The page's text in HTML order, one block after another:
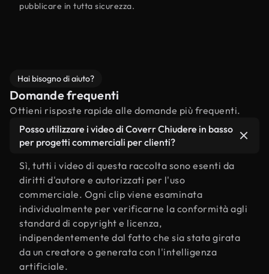
pubblicare in tutta sicurezza.
Hai bisogno di aiuto?
Domande frequenti
Ottieni risposte rapide alle domande più frequenti.
Posso utilizzare i video di Coverr Chiudere in basso
per progetti commerciali per clienti?
Sì, tutti i video di questa raccolta sono esenti da
diritti d'autore e autorizzati per l'uso
commerciale. Ogni clip viene esaminata
individualmente per verificarne la conformità agli
standard di copyright e licenza,
indipendentemente dal fatto che sia stata girata
da un creatore o generata con l'intelligenza
artificiale.